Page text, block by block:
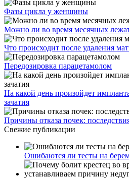
Фазы цикла у женщины
Можно ли во время месячных
Что происходит после удаления
Передозировка парацетамолом
На какой день произойдет
зачатия
Причины отказа почек:
Свежие публикации
Ошибаются ли тесты на